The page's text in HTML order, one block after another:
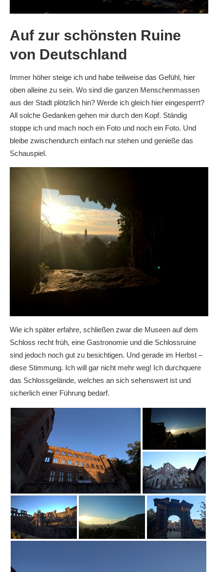
Auf zur schönsten Ruine
von Deutschland
Immer höher steige ich und habe teilweise das Gefühl, hier
oben alleine zu sein. Wo sind die ganzen Menschenmassen
aus der Stadt plötzlich hin? Werde ich gleich hier eingesperrt?
All solche Gedanken gehen mir durch den Kopf. Ständig
stoppe ich und mach noch ein Foto und noch ein Foto. Und
bleibe zwischendurch einfach nur stehen und genieße das
Schauspiel.
Wie ich später erfahre, schließen zwar die Museen auf dem
Schloss recht früh, eine Gastronomie und die Schlossruine
sind jedoch noch gut zu besichtigen. Und gerade im Herbst –
diese Stimmung. Ich will gar nicht mehr weg! Ich durchquere
das Schlossgelände, welches an sich sehenswert ist und
sicherlich einer Führung bedarf.